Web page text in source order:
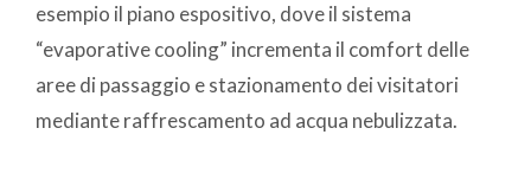
esempio il piano espositivo, dove il sistema
“evaporative cooling” incrementa il comfort delle
aree di passaggio e stazionamento dei visitatori
mediante raffrescamento ad acqua nebulizzata.